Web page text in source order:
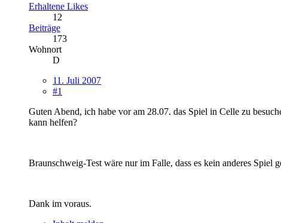
Erhaltene Likes
12
Beiträge
173
Wohnort
D
11. Juli 2007
#1
Guten Abend, ich habe vor am 28.07. das Spiel in Celle zu
kann helfen?
Braunschweig-Test wäre nur im Falle, dass es kein anderes Spiel
Dank im voraus.